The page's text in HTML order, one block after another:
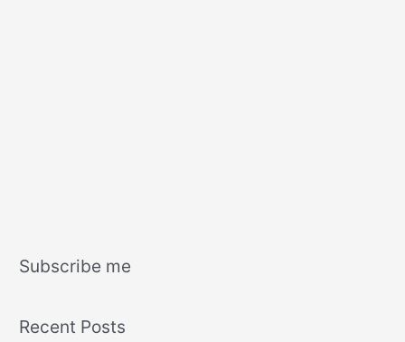
Subscribe me
Recent Posts